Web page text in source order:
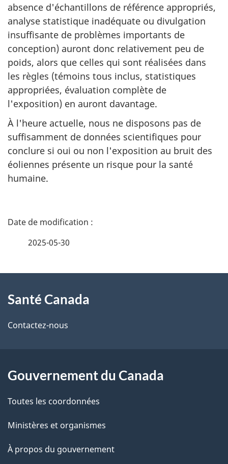
absence d'échantillons de référence appropriés,
analyse statistique inadéquate ou divulgation
insuffisante de problèmes importants de
conception) auront donc relativement peu de
poids, alors que celles qui sont réalisées dans
les règles (témoins tous inclus, statistiques
appropriées, évaluation complète de
l'exposition) en auront davantage.
À l'heure actuelle, nous ne disposons pas de
suffisamment de données scientifiques pour
conclure si oui ou non l'exposition au bruit des
éoliennes présente un risque pour la santé
humaine.
D
i
l
d
e
p
2025-05-30
propos
de
site
Santé Canada
Contactez-nous
Gouvernement du Canada
Toutes les coordonnées
Ministères et organismes
À propos du gouvernement